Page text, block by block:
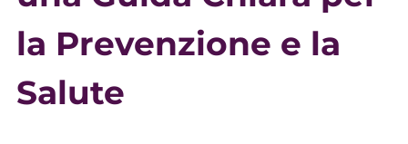
la Prevenzione e la
Salute